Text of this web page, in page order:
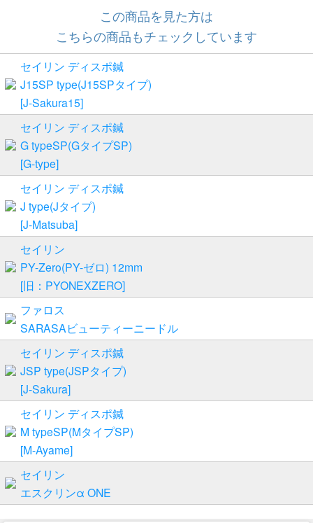
この商品を見た方は
こちらの商品もチェックしています
セイリン ディスポ鍼
J15SP type(J15SPタイプ)
[J-Sakura15]
セイリン ディスポ鍼
G typeSP(GタイプSP)
[G-type]
セイリン ディスポ鍼
J type(Jタイプ)
[J-Matsuba]
セイリン
PY-Zero(PY-ゼロ) 12mm
[旧：PYONEXZERO]
ファロス
SARASAビューティーニードル
セイリン ディスポ鍼
JSP type(JSPタイプ)
[J-Sakura]
セイリン ディスポ鍼
M typeSP(MタイプSP)
[M-Ayame]
セイリン
エスクリンα ONE